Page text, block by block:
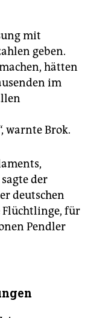
mit
geben.
hätten
im
warnte Brok.
der
deutschen
Flüchtlinge, für
Pendler